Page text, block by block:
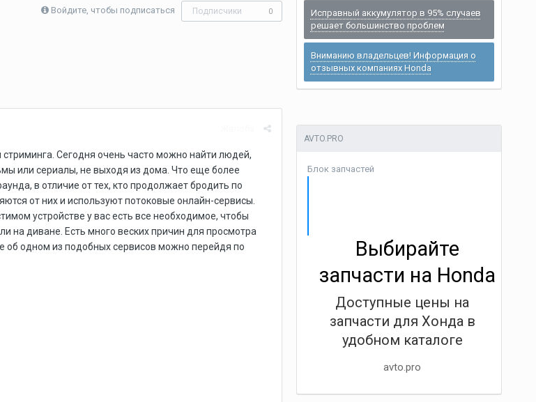
Войдите, чтобы подписаться Подписчики 0
Сегодня очень часто можно найти людей,
или сериалы, не выходя из дома. Что еще более
в отличие от тех, кто продолжает бродить по
от них и используют потоковые онлайн-сервисы.
устройстве у вас есть все необходимое, чтобы
на диване. Есть много веских причин для просмотра
одном из подобных сервисов можно перейдя по
Исправный аккумулятор в 95% случаев
решает большинство проблем
Вниманию владельцев! Информация о
отзывных компаниях Honda
AVTO.PRO
Блок запчастей
Выбирайте
запчасти на Honda
Доступные цены на
запчасти для Хонда в
удобном каталоге
avto.pro